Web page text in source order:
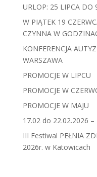
URLOP: 25 LIPCA DO
W PIĄTEK 19
CZYNNA W
KONFERENCJA
WARSZAWA
PROMOCJE W LIPCU
PROMOCJE W
PROMOCJE W MAJU
17.02 do 22.02.2026 –
III Festiwal PEŁNIA
2026r. w Katowicach